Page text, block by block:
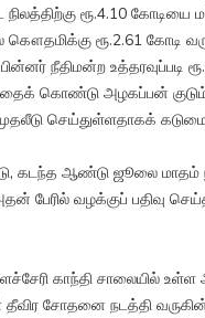
நிலத்திற்கு ரூ.4.10 கோடியை
ரூ.2.61 கோடி
நீதிமன்ற உத்தரவுப்படி
கொண்டு அழகப்பன்
செய்துள்ளதாகக்
கடந்த ஆண்டு ஜூலை மாதம்
பேரில் வழக்குப் பதிவு
சாலையில் உள்ள
சோதனை நடத்தி